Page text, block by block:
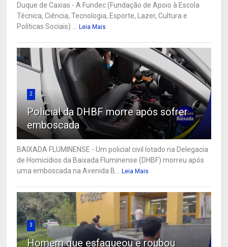
Duque de Caxias - A Fundec (Fundação de Apoio à Escola
Técnica, Ciência, Tecnologia, Esporte, Lazer, Cultura e
Políticas Sociais) ...
Leia Mais
2
Policial da DHBF morre após sofrer
emboscada
BAIXADA FLUMINENSE - Um policial civil lotado na Delegacia
de Homicídios da Baixada Fluminense (DHBF) morreu após
uma emboscada na Avenida B...
Leia Mais
3
Homem que esfaqueou e roubou